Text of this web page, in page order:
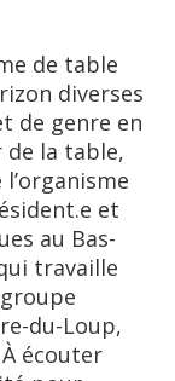
de table
diverses
de genre en
de la table,
et
au Bas-
travaille
du-Loup,
écouter